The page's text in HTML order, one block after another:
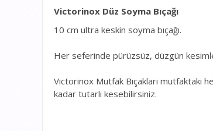
Victorinox Düz Soyma Bıçağı
10 cm ultra keskin soyma bıçağı.
Her seferinde pürüzsüz, düzgün
Victorinox Mutfak Bıçakları mutfaktaki
kadar tutarlı kesebilirsiniz.